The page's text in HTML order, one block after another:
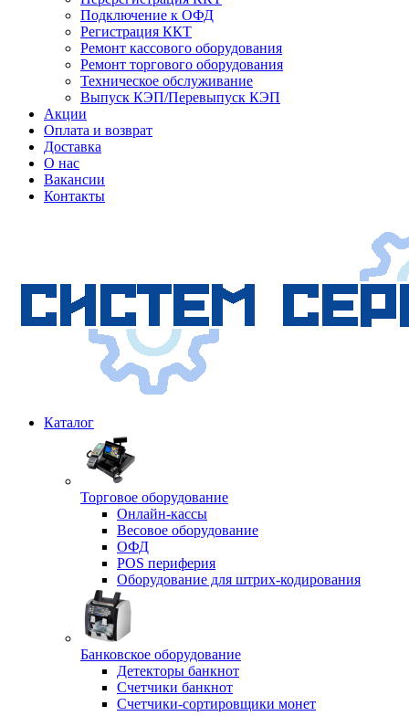
Подключение к ОФД
Регистрация ККТ
Ремонт кассового оборудования
Ремонт торгового оборудования
Техническое обслуживание
Выпуск КЭП/Перевыпуск КЭП
Акции
Оплата и возврат
Доставка
О нас
Вакансии
Контакты
Каталог
Торговое оборудование
Онлайн-кассы
Весовое оборудование
ОФД
POS периферия
Оборудование для штрих-кодирования
Банковское оборудование
Детекторы банкнот
Счетчики банкнот
Счетчики-сортировщики монет